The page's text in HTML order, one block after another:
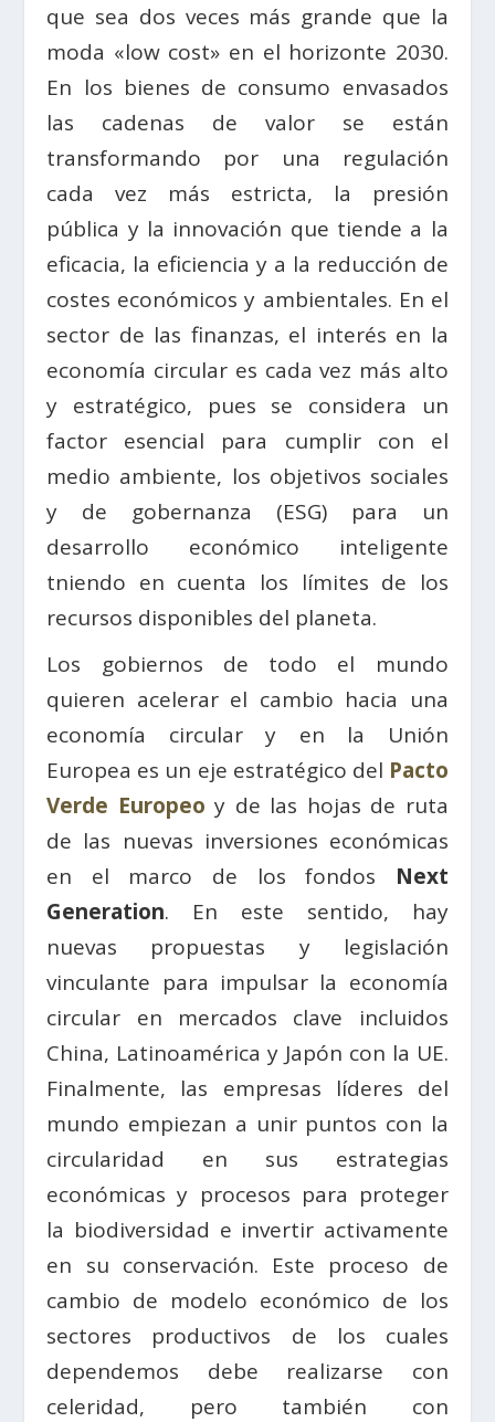
que sea dos veces más grande que la
moda «low cost» en el horizonte 2030.
En los bienes de consumo envasados
las cadenas de valor se están
transformando por una regulación
cada vez más estricta, la presión
pública y la innovación que tiende a la
eficacia, la eficiencia y a la reducción de
costes económicos y ambientales. En el
sector de las finanzas, el interés en la
economía circular es cada vez más alto
y estratégico, pues se considera un
factor esencial para cumplir con el
medio ambiente, los objetivos sociales
y de gobernanza (ESG) para un
desarrollo económico inteligente
tniendo en cuenta los límites de los
recursos disponibles del planeta.
Los gobiernos de todo el mundo
quieren acelerar el cambio hacia una
economía circular y en la Unión
Europea es un eje estratégico del Pacto
Verde Europeo y de las hojas de ruta
de las nuevas inversiones económicas
en el marco de los fondos Next
Generation. En este sentido, hay
nuevas propuestas y legislación
vinculante para impulsar la economía
circular en mercados clave incluidos
China, Latinoamérica y Japón con la UE.
Finalmente, las empresas líderes del
mundo empiezan a unir puntos con la
circularidad en sus estrategias
económicas y procesos para proteger
la biodiversidad e invertir activamente
en su conservación. Este proceso de
cambio de modelo económico de los
sectores productivos de los cuales
dependemos debe realizarse con
celeridad, pero también con